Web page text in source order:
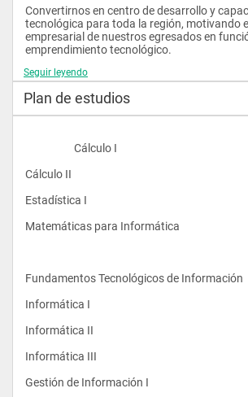
Convertirnos en centro de desarrollo y
tecnológica para toda la región, motivando
empresarial de nuestros egresados en
emprendimiento tecnológico.
Busca formar profesionales para que
decisiones estratégicas de una organización
concordancia con las mismas, acerca de las
desarrollo de sistemas y tecnologías de
de entregarles habilidades que le permitan
seleccionar proyectos de sistemas y
Seguir leyendo
Plan de estudios
                    Cálculo I
Cálculo II
Estadística I
Matemáticas para Informática
Fundamentos Tecnológicos de Información
Informática I
Informática II
Informática III
Gestión de Información I